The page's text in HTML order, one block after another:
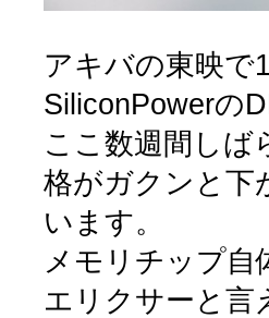
アキバの東映で
SiliconPowerの
ここ数週間しば
格がガクンと下
います。
メモリチップ
エリクサーと言